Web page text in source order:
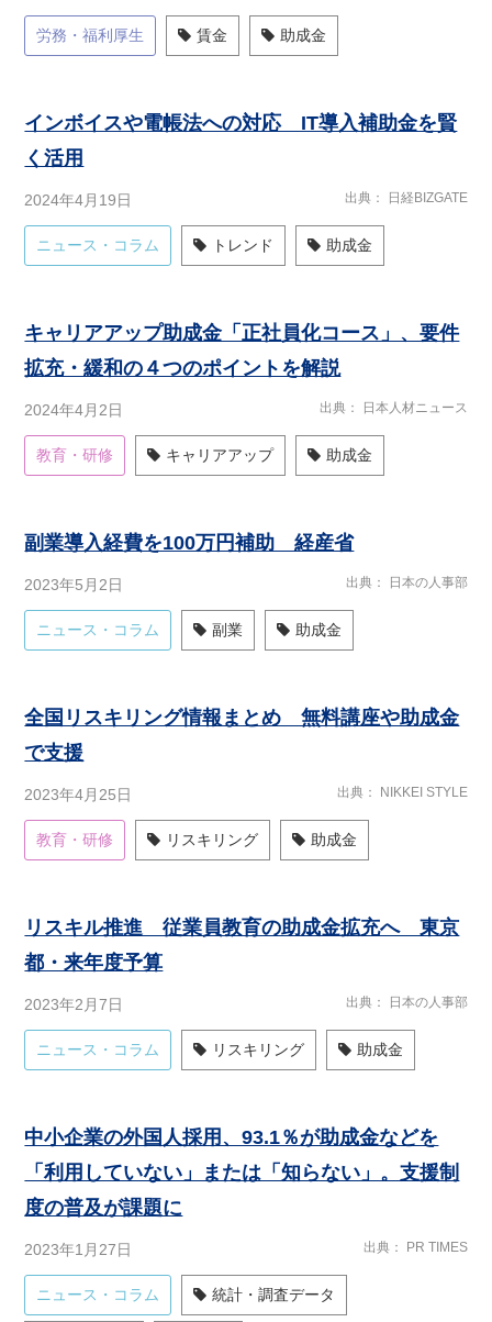
労務・福利厚生 賃金 助成金
インボイスや電帳法への対応 IT導入補助金を賢
く活用
2024年4月19日 出典 日経BIZGATE
ニュース・コラム トレンド 助成金
キャリアアップ助成金「正社員化コース」、要件
拡充・緩和の４つのポイントを解説
2024年4月2日 出典 日本人材ニュース
教育・研修 キャリアアップ 助成金
副業導入経費を100万円補助 経産省
2023年5月2日 出典 日本の人事部
ニュース・コラム 副業 助成金
全国リスキリング情報まとめ 無料講座や助成金
で支援
2023年4月25日 出典 NIKKEI STYLE
教育・研修 リスキリング 助成金
リスキル推進 従業員教育の助成金拡充へ 東京
都・来年度予算
2023年2月7日 出典 日本の人事部
ニュース・コラム リスキリング 助成金
中小企業の外国人採用、93.1％が助成金などを
「利用していない」または「知らない」。支援制
度の普及が課題に
2023年1月27日 出典 PR TIMES
ニュース・コラム 統計・調査データ